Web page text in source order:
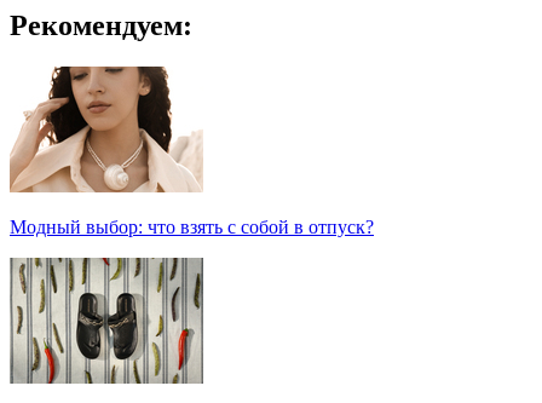
Рекомендуем:
Модный выбор: что взять с собой в отпуск?